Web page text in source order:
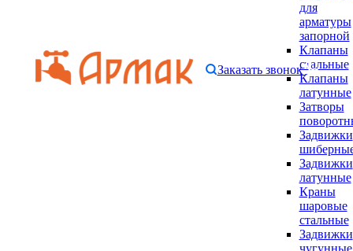
для
арматуры
запорной
Клапаны
стальные
Клапаны
латунные
Затворы
Задвижки
Задвижки
латунные
Краны
шаровые
стальные
Задвижки
чугунные
Заказать звонок